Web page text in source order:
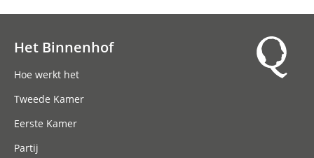
Het Binnenhof
Hoe werkt het
Tweede Kamer
Eerste Kamer
Partij